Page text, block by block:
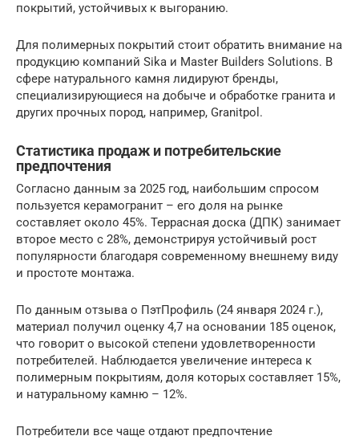
покрытий, устойчивых к выгоранию.
Для полимерных покрытий стоит обратить внимание на
продукцию компаний Sika и Master Builders Solutions. В
сфере натурального камня лидируют бренды,
специализирующиеся на добыче и обработке гранита и
других прочных пород, например, Granitpol.
Статистика продаж и потребительские
предпочтения
Согласно данным за 2025 год, наибольшим спросом
пользуется керамогранит – его доля на рынке
составляет около 45%. Террасная доска (ДПК) занимает
второе место с 28%, демонстрируя устойчивый рост
популярности благодаря современному внешнему виду
и простоте монтажа.
По данным отзыва о ПэтПрофиль (24 января 2024 г.),
материал получил оценку 4,7 на основании 185 оценок,
что говорит о высокой степени удовлетворенности
потребителей. Наблюдается увеличение интереса к
полимерным покрытиям, доля которых составляет 15%,
и натуральному камню – 12%.
Потребители все чаще отдают предпочтение